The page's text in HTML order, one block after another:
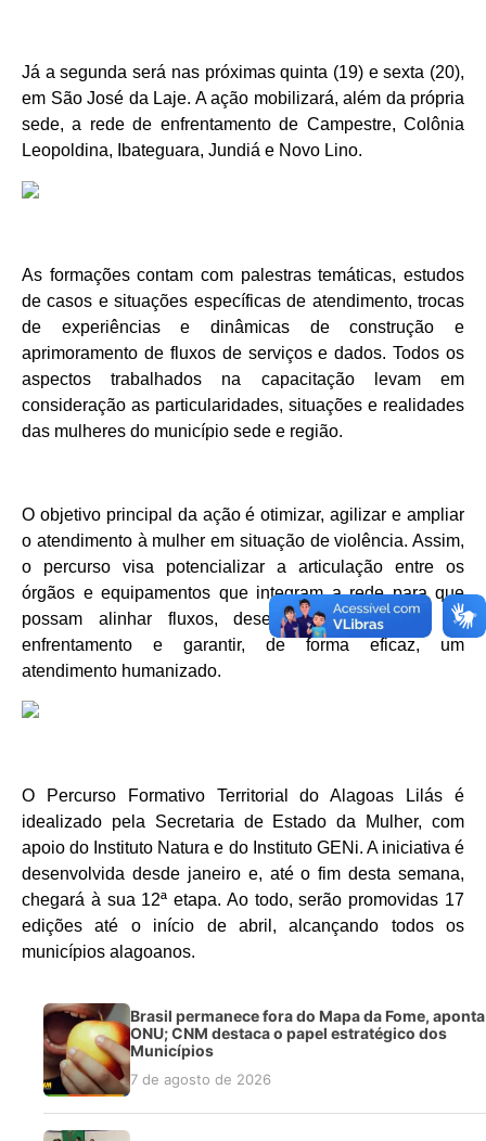
Já a segunda será nas próximas quinta (19) e sexta (20),
em São José da Laje. A ação mobilizará, além da própria
sede, a rede de enfrentamento de Campestre, Colônia
Leopoldina, Ibateguara, Jundiá e Novo Lino.
As formações contam com palestras temáticas, estudos
de casos e situações específicas de atendimento, trocas
de experiências e dinâmicas de construção e
aprimoramento de fluxos de serviços e dados. Todos os
aspectos trabalhados na capacitação levam em
consideração as particularidades, situações e realidades
das mulheres do município sede e região.
O objetivo principal da ação é otimizar, agilizar e ampliar
o atendimento à mulher em situação de violência. Assim,
o percurso visa potencializar a articulação entre os
órgãos e equipamentos que integram a rede para que
possam alinhar fluxos, desenvolver estratégias de
enfrentamento e garantir, de forma eficaz, um
atendimento humanizado.
O Percurso Formativo Territorial do Alagoas Lilás é
idealizado pela Secretaria de Estado da Mulher, com
apoio do Instituto Natura e do Instituto GENi. A iniciativa é
desenvolvida desde janeiro e, até o fim desta semana,
chegará à sua 12ª etapa. Ao todo, serão promovidas 17
edições até o início de abril, alcançando todos os
municípios alagoanos.
Brasil permanece fora do Mapa da Fome, aponta
ONU; CNM destaca o papel estratégico dos
Municípios
7 de agosto de 2026